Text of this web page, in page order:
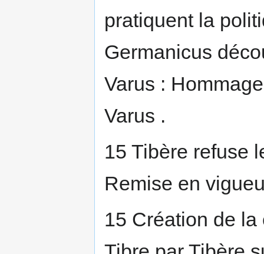
pratiquent la
Germanicus
Varus :
Varus .
15 Tibère refuse
Remise en
15 Création de